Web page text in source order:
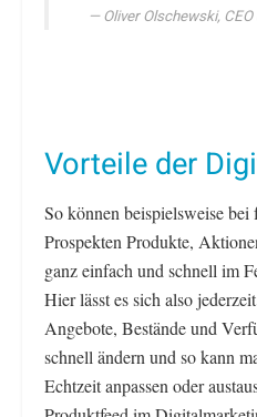
Oliver Olschewski,
Vorteile der
So können beispielsweise bei
Prospekten Produkte,
ganz einfach und schnell im
Hier lässt es sich also
Angebote, Bestände und
schnell ändern und so kann
Echtzeit anpassen oder